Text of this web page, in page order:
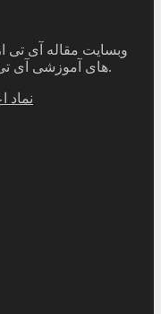
های آموزشی آی تی و کامپیوتر شروع به فعالیت کرده است.